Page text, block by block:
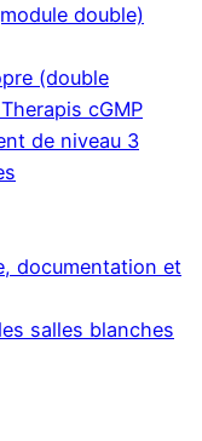
double)
(double
cGMP
de niveau 3
documentation et
salles blanches